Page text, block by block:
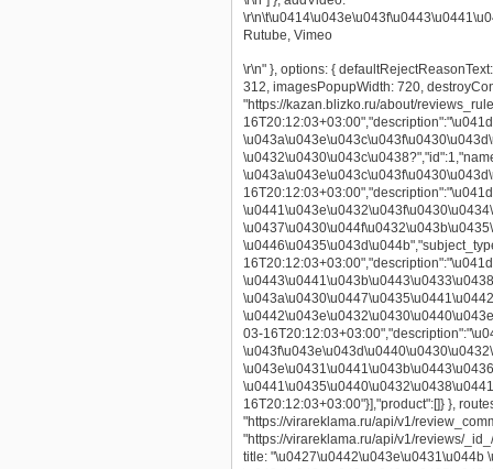
Rutube, Vimeo
\r\n" }, options: {
312, imagesPopupWidth: 720,
"https://kazan.blizko.ru/about/
03-
16T20:12:03+03:00"}],"product":[]} },
"https://virareklama.ru/api/v1/
"https://virareklama.ru/api/v1/reviews/
title: "\u0427\u0442\u043e\u0431\u044b